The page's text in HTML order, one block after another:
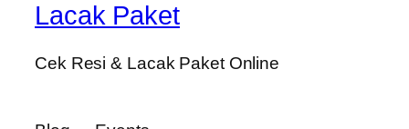
Lacak Paket
Cek Resi & Lacak Paket Online